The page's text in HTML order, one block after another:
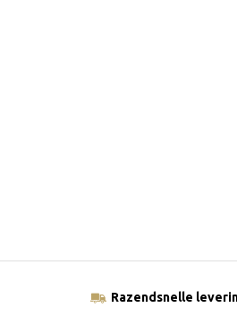
Razendsnelle